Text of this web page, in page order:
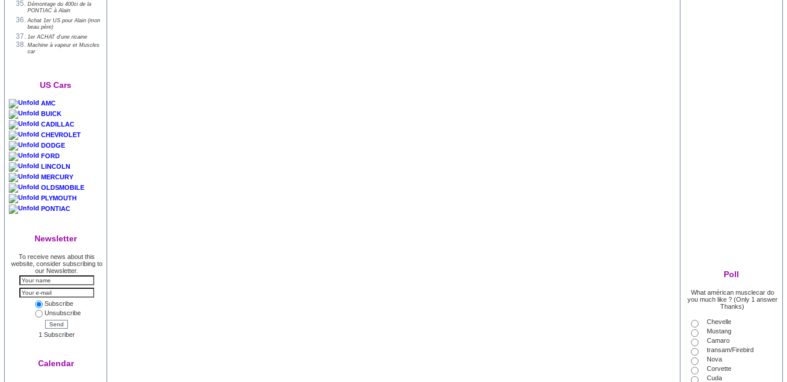
Démontage du 400ci de la
PONTIAC à Alain
Achat 1er US pour Alain (mon
beau père)
1er ACHAT d'une ricaine
Machine à vapeur et Muscles
car
US Cars
AMC
BUICK
CADILLAC
CHEVROLET
DODGE
FORD
LINCOLN
MERCURY
OLDSMOBILE
PLYMOUTH
PONTIAC
Newsletter
To receive news about this
website, consider subscribing to
our Newsletter.
Subscribe
Unsubscribe
Send
1 Subscriber
Calendar
Poll
What américan musclecar do
you much like ? (Only 1 answer
Thanks)
Chevelle
Mustang
Camaro
transam/Firebird
Nova
Corvette
Cuda